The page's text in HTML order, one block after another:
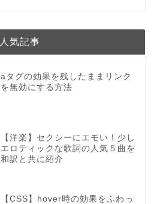
人気記事
aタグの効果を残したままリンク
を無効にする方法
【洋楽】セクシーにエモい！少し
エロティックな歌詞の人気５曲を
和訳と共に紹介
【CSS】hover時の効果をふわっ